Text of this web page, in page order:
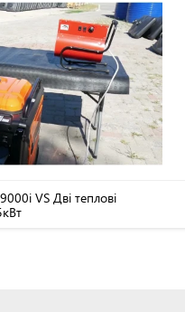
VS Дві теплові